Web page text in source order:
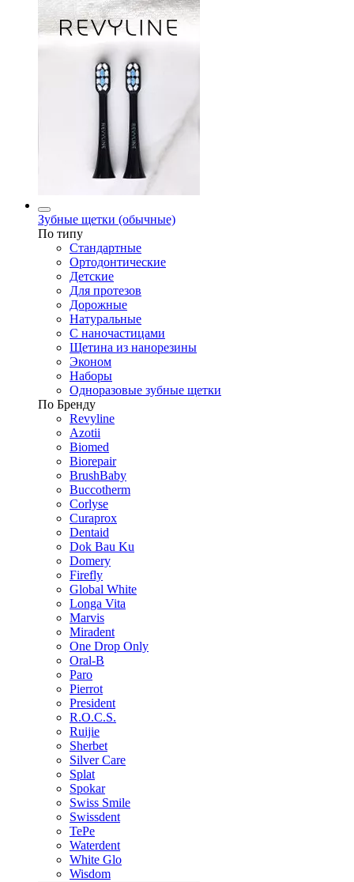
Зубные щетки (обычные)
По типу
Стандартные
Ортодонтические
Детские
Для протезов
Дорожные
Натуральные
С наночастицами
Щетина из нанорезины
Эконом
Наборы
Одноразовые зубные щетки
По Бренду
Revyline
Azotii
Biomed
Biorepair
BrushBaby
Buccotherm
Corlyse
Curaprox
Dentaid
Dok Bau Ku
Domery
Firefly
Global White
Longa Vita
Marvis
Miradent
One Drop Only
Oral-B
Paro
Pierrot
President
R.O.C.S.
Ruijie
Sherbet
Silver Care
Splat
Spokar
Swiss Smile
Swissdent
TePe
Waterdent
White Glo
Wisdom